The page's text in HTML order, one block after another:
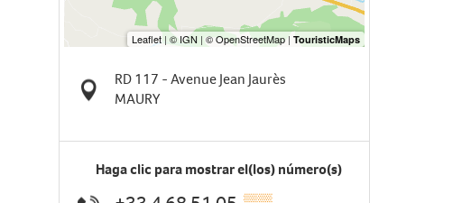
RD 117 - Avenue Jean Jaurès
MAURY
Haga clic para mostrar el(los) número(s)